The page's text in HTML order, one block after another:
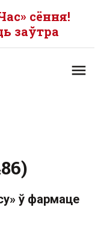
сёння!
заўтра
ў фармаце